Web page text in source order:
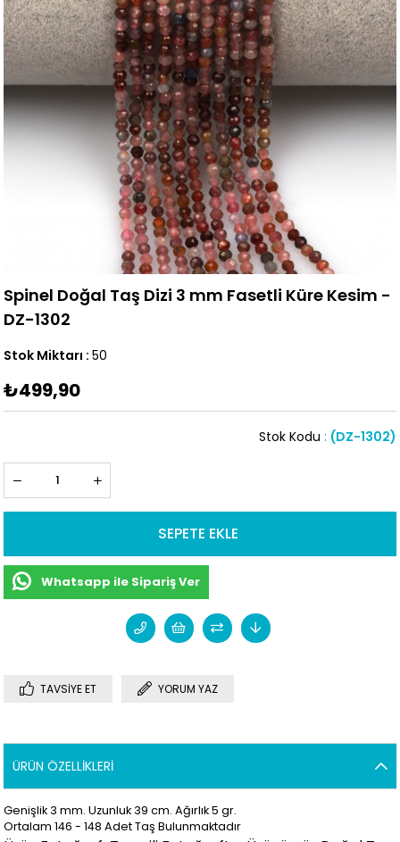
Spinel Doğal Taş Dizi 3 mm Fasetli Küre Kesim -
DZ-1302
Stok Miktarı : 50
₺499,90
(DZ-1302)
Stok Kodu
Whatsapp ile Sipariş Ver
TAVSIYE ET YORUM YAZ
ÜRÜN ÖZELLIKLERI
Genişlik 3 mm. Uzunluk 39 cm. Ağırlık 5 gr.
Ortalam 146 - 148 Adet Taş Bulunmaktadır